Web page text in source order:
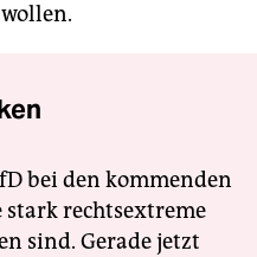
bei den kommenden
stark rechtsextreme
sind. Gerade jetzt